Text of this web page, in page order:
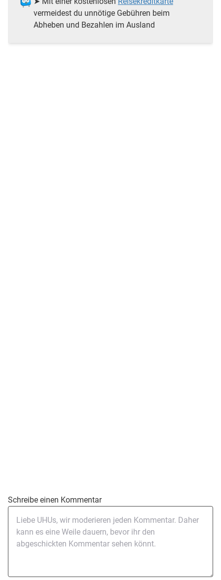
vermeidest du unnötige Gebühren beim
Abheben und Bezahlen im Ausland
Schreibe einen Kommentar